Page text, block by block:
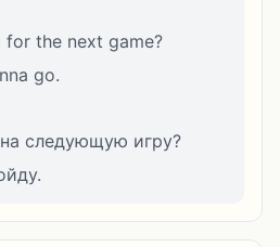
the next game?
go.
следующую игру?